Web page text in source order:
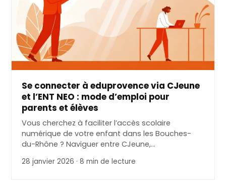
Se connecter à eduprovence via CJeune
et l’ENT NEO : mode d’emploi pour
parents et élèves
Vous cherchez à faciliter l’accès scolaire
numérique de votre enfant dans les Bouches-
du-Rhône ? Naviguer entre CJeune,…
28 janvier 2026 · 8 min de lecture